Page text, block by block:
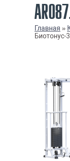
Главная »
Биотонус-